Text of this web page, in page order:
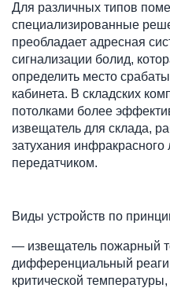
Для различных типов
специализированные
преобладает адресная
сигнализации болид,
определить место
кабинета. В складских
потолками более
извещатель для склада,
затухания
передатчиком.
Виды устройств по
— извещатель пожарный
дифференциальный
критической